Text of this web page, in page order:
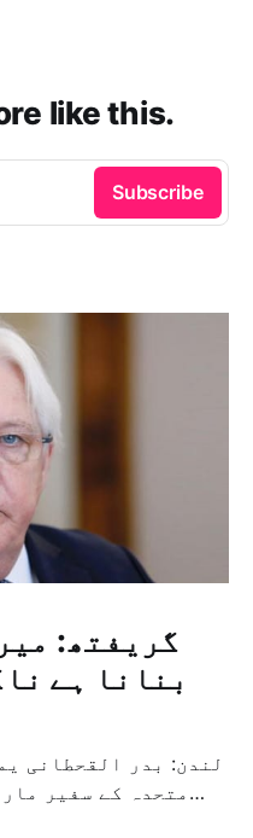
like this.
Subscribe
گریفتھ:
بنانا ہے
لندن: بدر القحطانی
متحدہ کے سفیر